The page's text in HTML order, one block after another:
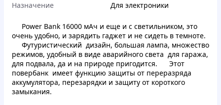
Назначение
Для электроники
Power Bank 16000 мАч и еще и с светильником, это
очень удобно, и зарядить гаджет и не сидеть в темноте.
Футуристический дизайн, большая лампа, множество
режимов, удобный в виде аварийного света для гаража,
для подвала, да и на природе пригодится.
Этот
повербанк имеет функцию защиты от переразряда
аккумулятора, перезарядки и защиту от короткого
замыкания.